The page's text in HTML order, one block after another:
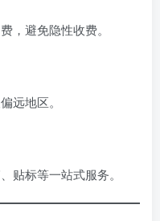
，避免隐性收费。
远地区。
贴标等一站式服务。